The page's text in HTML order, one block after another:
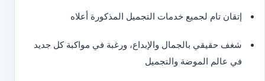
إتقان تام لجميع خدمات التجميل المذكورة أعلاه
شغف حقيقي بالجمال والإبداع، ورغبة في مواكبة كل جديد
في عالم الموضة والتجميل